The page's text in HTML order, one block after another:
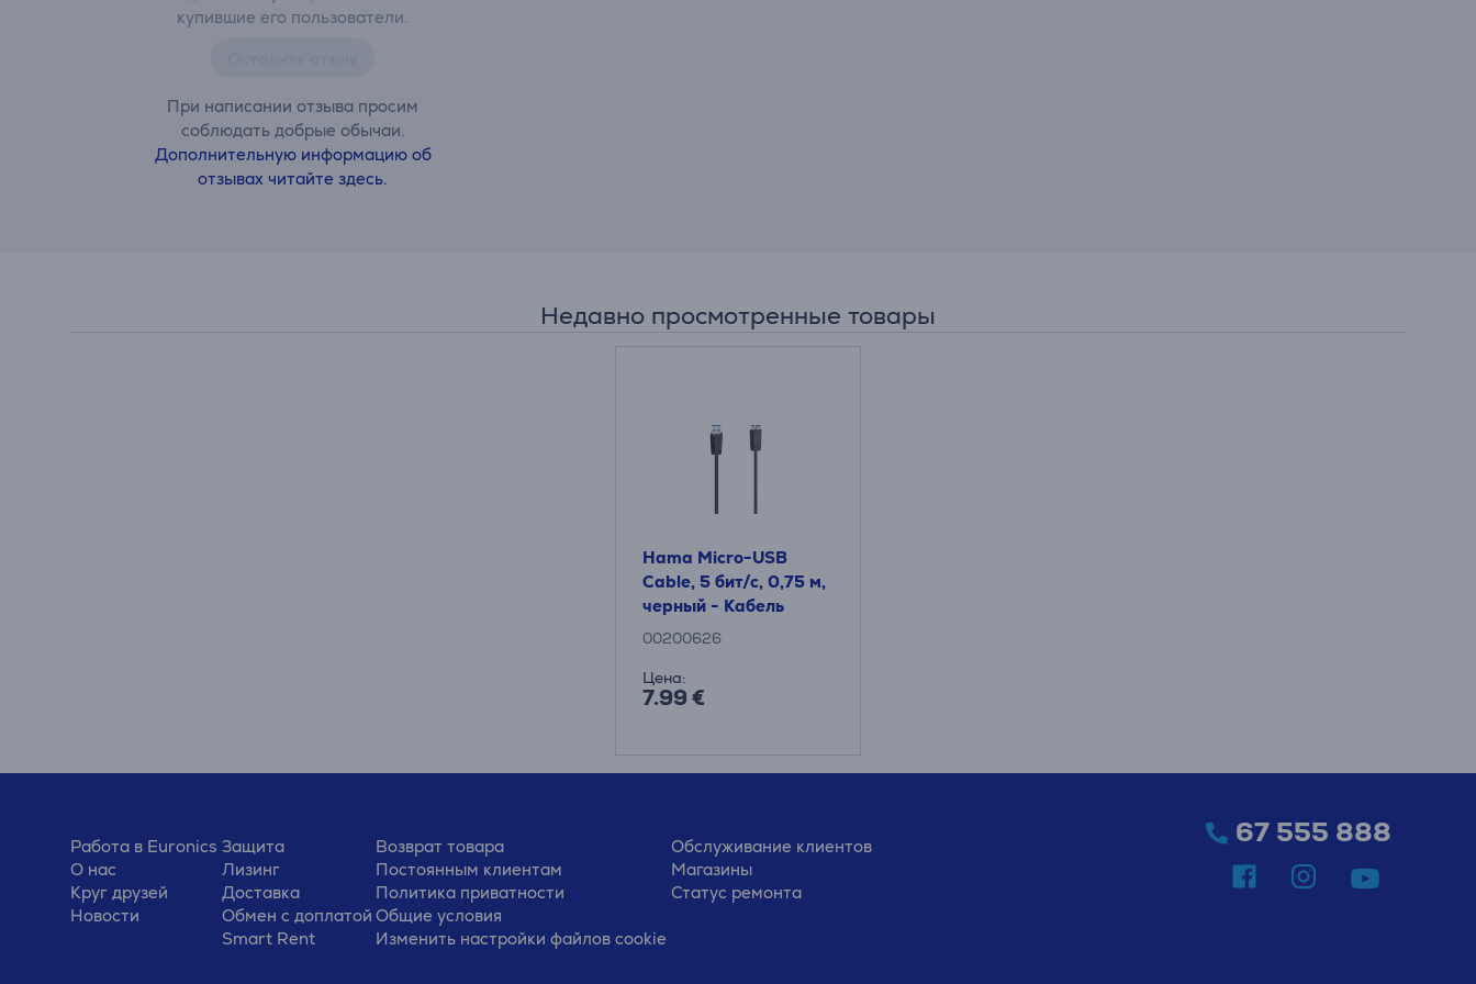
купившие его пользователи.
При написании отзыва просим
соблюдать добрые обычаи.
Дополнительную информацию об
отзывах читайте здесь.
Недавно просмотренные товары
Hama Micro-USB
Cable, 5 бит/с, 0,75 м,
черный - Кабель
00200626
Цена:
7.99 €
Работа в Euronics
О нас
Круг друзей
Новости
Защита
Лизинг
Доставка
Обмен с доплатой
Smart Rent
Возврат товара
Постоянным клиентам
Политика приватности
Общие условия
Изменить настройки файлов cookie
Обслуживание клиентов
Магазины
Статус ремонта
67 555 888